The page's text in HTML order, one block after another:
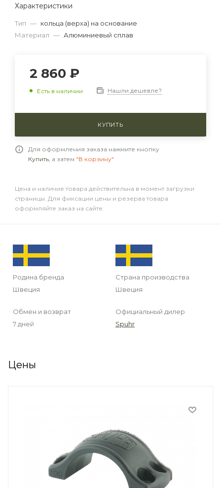
Характеристики
Тип — кольца (верха) на основание
Материал — Алюминиевый сплав
2 860 ₽
Есть в наличии Нашли дешевле?
КУПИТЬ
Для оформления заказа нажмите кнопку
Купить, а затем "В корзину"
Цена и наличие товара действительна в момент загрузки
страницы. Для фиксации цены и резерва товара
оформляйте заказ на сайте.
Родина бренда
Швеция
Страна производства
Швеция
Обмен и возврат
7 дней
Официальный дилер
Spuhr
Цены